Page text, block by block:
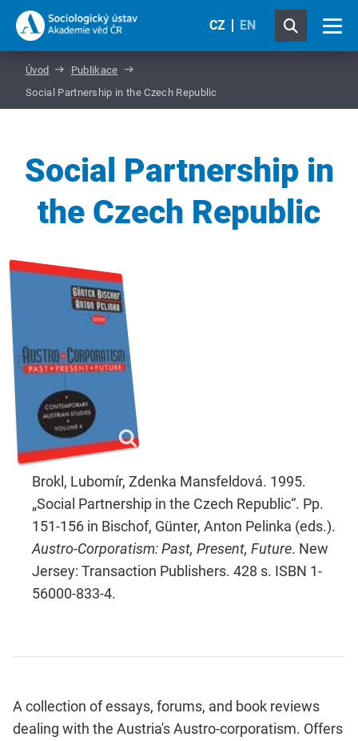
CZ EN
Úvod
Publikace
Social Partnership in the Czech Republic
Social Partnership in
the Czech Republic
Brokl, Lubomír, Zdenka Mansfeldová. 1995.
„Social Partnership in the Czech Republic“. Pp.
151-156 in Bischof, Günter, Anton Pelinka (eds.).
Austro-Corporatism: Past, Present, Future. New
Jersey: Transaction Publishers. 428 s. ISBN 1-
56000-833-4.
A collection of essays, forums, and book reviews
dealing with the Austria's Austro-corporatism. Offers